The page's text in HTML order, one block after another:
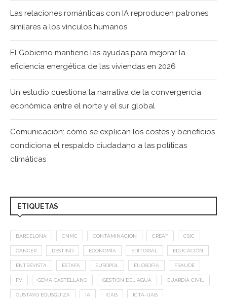
Las relaciones románticas con IA reproducen patrones
similares a los vínculos humanos
El Gobierno mantiene las ayudas para mejorar la
eficiencia energética de las viviendas en 2026
Un estudio cuestiona la narrativa de la convergencia
económica entre el norte y el sur global
Comunicación: cómo se explican los costes y beneficios
condiciona el respaldo ciudadano a las políticas
climáticas
ETIQUETAS
BARCELONA CNMC CONTAMINACIÓN CREAF CSIC
CÁNCER DESTINO ECONOMÍA EDITORIAL EDUCACIÓN
ENTREVISTA ESTAFA EUROPOL FILOSOFÍA FRAUDE
FV GEMA CASTELLANO GESTION DEL AGUA GUARDIA CIVIL
GUSTAVO EGUSQUIZA IA ICAB ICTA-UAB